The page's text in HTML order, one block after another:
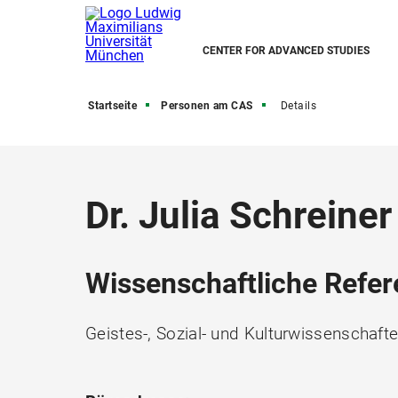
CENTER FOR ADVANCED STUDIES
Startseite Personen am CAS Details
Dr. Julia Schreiner
Wissenschaftliche
Geistes-, Sozial- und